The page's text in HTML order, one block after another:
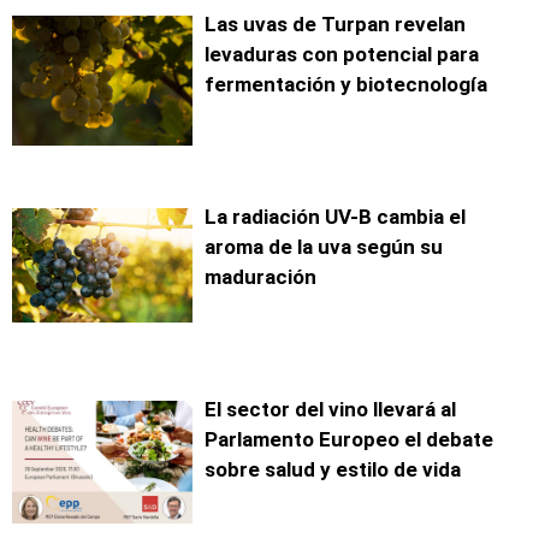
Las uvas de Turpan revelan
levaduras con potencial para
fermentación y biotecnología
La radiación UV-B cambia el
aroma de la uva según su
maduración
El sector del vino llevará al
Parlamento Europeo el debate
sobre salud y estilo de vida